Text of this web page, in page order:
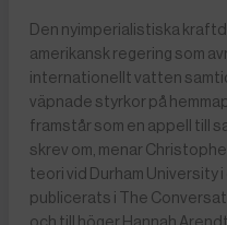
Den nyimperialistiska
amerikansk regering som
internationellt vatten
väpnade styrkor på
framstår som en appell till
skrev om, menar
teori vid Durham University
publicerats i The
och till höger Hannah